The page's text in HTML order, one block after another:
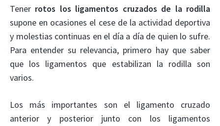
Tener rotos los ligamentos cruzados de la rodilla
supone en ocasiones el cese de la actividad deportiva
y molestias continuas en el día a día de quien lo sufre.
Para entender su relevancia, primero hay que saber
que los ligamentos que estabilizan la rodilla son
varios.
Los más importantes son el ligamento cruzado
anterior y posterior junto con los ligamentos